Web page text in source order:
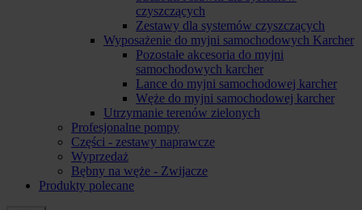
czyszczących
Zestawy dla systemów czyszczących
Wyposażenie do myjni samochodowych Karcher
Pozostałe akcesoria do myjni
samochodowych karcher
Lance do myjni samochodowej karcher
Węże do myjni samochodowej karcher
Utrzymanie terenów zielonych
Profesjonalne pompy
Części - zestawy naprawcze
Wyprzedaż
Bębny na węże - Zwijacze
Produkty polecane